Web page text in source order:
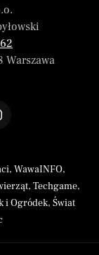
, WawaINFO,
, Techgame,
i Ogródek, Świat